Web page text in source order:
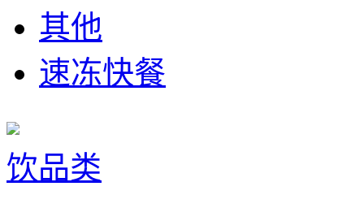
其他
速冻快餐
饮品类